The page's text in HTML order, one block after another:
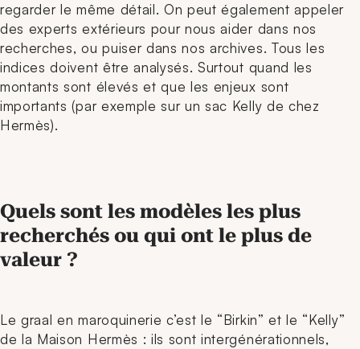
regarder le même détail. On peut également appeler
des experts extérieurs pour nous aider dans nos
recherches, ou puiser dans nos archives. Tous les
indices doivent être analysés. Surtout quand les
montants sont élevés et que les enjeux sont
importants (par exemple sur un sac Kelly de chez
Hermès).
Quels sont les modèles les plus
recherchés ou qui ont le plus de
valeur ?
Le graal en maroquinerie c’est le “Birkin” et le “Kelly”
de la Maison Hermès : ils sont intergénérationnels,